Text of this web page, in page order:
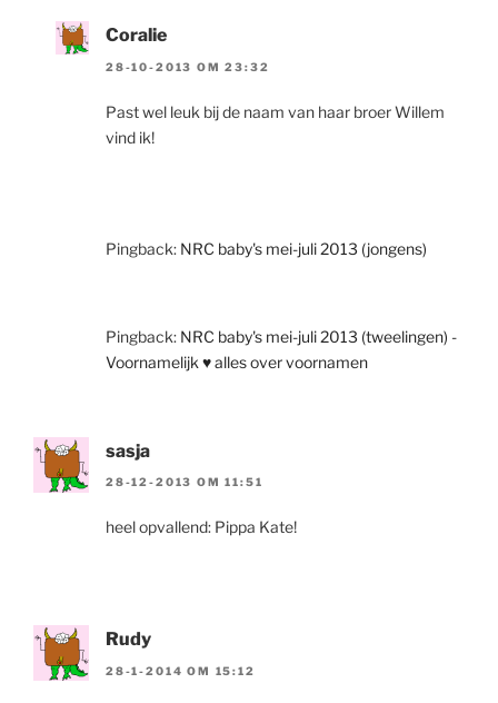
Coralie
28-10-2013 OM 23:32
Past wel leuk bij de naam van haar broer Willem
vind ik!
Pingback: NRC baby's mei-juli 2013 (jongens)
Pingback: NRC baby's mei-juli 2013 (tweelingen) -
Voornamelijk ♥ alles over voornamen
sasja
28-12-2013 OM 11:51
heel opvallend: Pippa Kate!
Rudy
28-1-2014 OM 15:12